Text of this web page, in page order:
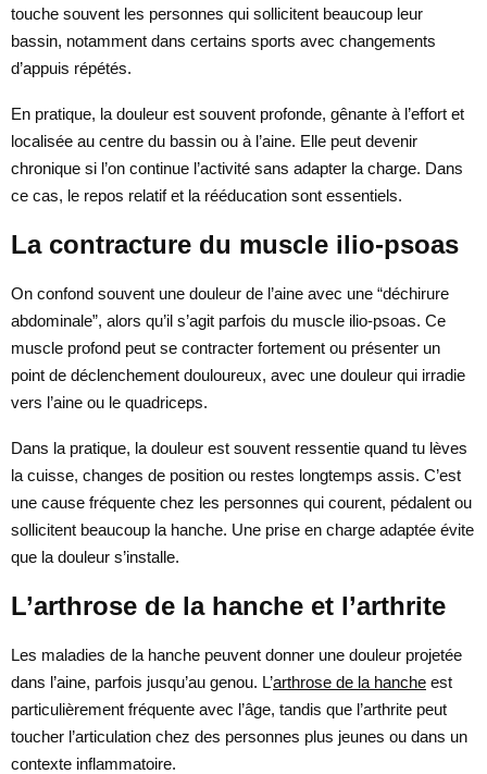
touche souvent les personnes qui sollicitent beaucoup leur
bassin, notamment dans certains sports avec changements
d’appuis répétés.
En pratique, la douleur est souvent profonde, gênante à l’effort et
localisée au centre du bassin ou à l’aine. Elle peut devenir
chronique si l’on continue l’activité sans adapter la charge. Dans
ce cas, le repos relatif et la rééducation sont essentiels.
La contracture du muscle ilio-psoas
On confond souvent une douleur de l’aine avec une “déchirure
abdominale”, alors qu’il s’agit parfois du muscle ilio-psoas. Ce
muscle profond peut se contracter fortement ou présenter un
point de déclenchement douloureux, avec une douleur qui irradie
vers l’aine ou le quadriceps.
Dans la pratique, la douleur est souvent ressentie quand tu lèves
la cuisse, changes de position ou restes longtemps assis. C’est
une cause fréquente chez les personnes qui courent, pédalent ou
sollicitent beaucoup la hanche. Une prise en charge adaptée évite
que la douleur s’installe.
L’arthrose de la hanche et l’arthrite
Les maladies de la hanche peuvent donner une douleur projetée
dans l’aine, parfois jusqu’au genou. L’arthrose de la hanche est
particulièrement fréquente avec l’âge, tandis que l’arthrite peut
toucher l’articulation chez des personnes plus jeunes ou dans un
contexte inflammatoire.